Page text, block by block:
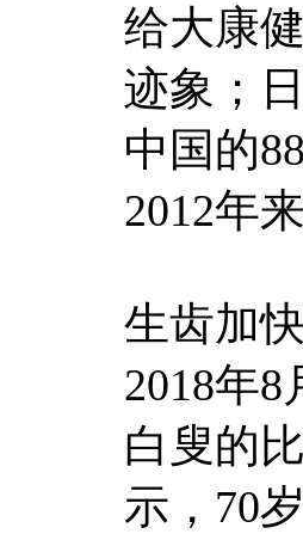
给大康
迹象；
中国的
2012年
生齿加
2018年
白叟的
示，70